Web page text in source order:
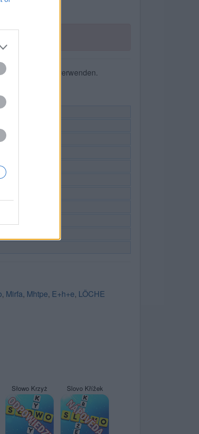
Buchstaben zu verwenden.
, Mirfa, Mhtpe, E+h+e, LÖCHE
Słowo Krzyż Slovo Křížek